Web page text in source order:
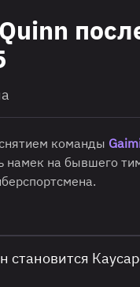
команды
намек на бывшего
становится